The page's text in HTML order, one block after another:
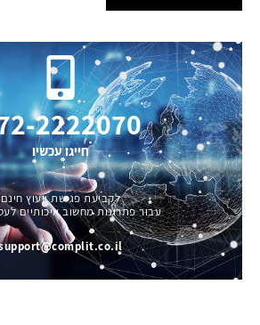
2222070
חייגו עכשיו
לקביעת פגישת ייעוץ חינם
עבור פתרונות מחשוב איכותיים